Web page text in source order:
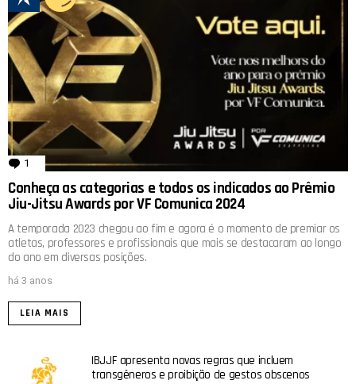
1 comentário
Conheça as categorias e todos os indicados ao Prêmio
Jiu-Jitsu Awards por VF Comunica 2024
A temporada 2023 chegou ao fim e agora é o momento de premiar os
atletas, professores e profissionais que mais se destacaram ao longo
do ano em diversas posições.
há 3 anos
LEIA MAIS
IBJJF apresenta novas regras que incluem
transgêneros e proibição de gestos obscenos